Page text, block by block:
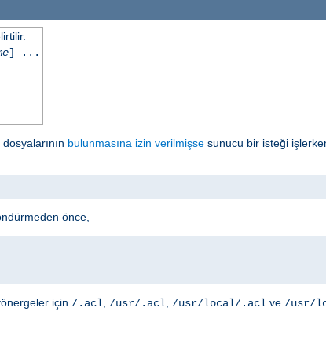
] ...
bulunmasına izin verilmişse sunucu bir isteği
önce,
için /.acl /usr/.acl /usr/local/.acl ve /usr/